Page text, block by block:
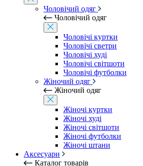
Чоловічий одяг
Чоловічий одяг
Чоловічі куртки
Чоловічі светри
Чоловічі худі
Чоловічі світшоти
Чоловічі футболки
Жіночий одяг
Жіночий одяг
Жіночі куртки
Жіночі худі
Жіночі світшоти
Жіночі футболки
Жіночі штани
Аксесуари
Каталог товарів